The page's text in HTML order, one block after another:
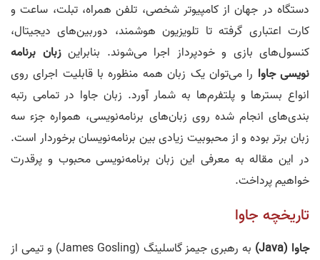
دستگاه در جهان از کامپیوتر شخصی، تلفن همراه، تبلت، ساعت و
کارت اعتباری گرفته تا تلویزیون هوشمند، دوربین‌های دیجیتال،
کنسول‌های بازی و خودپرداز اجرا می‌شوند. بنابراینزبان برنامه
نویسی جاوا را می‌توان یک زبان همه منظوره با قابلیت اجرای روی
انواع بستر‌ها و پلتفرم‌ها به شمار آورد. زبان جاوا در تمامی رتبه
بندی‌های انجام شده روی زبان‌های برنامه‌نویسی، همواره جزء سه
زبان برتر بوده و از محبوبیت زیادی بین برنامه‌نویسان برخوردار است.
در این مقاله به معرفی این زبان برنامه‌نویسی محبوب و پرقدرت
خواهیم پرداخت.
تاریخچه جاوا
جاوا (Java)
به رهبری جیمز گاسلینگ (James Gosling) و تیمی از